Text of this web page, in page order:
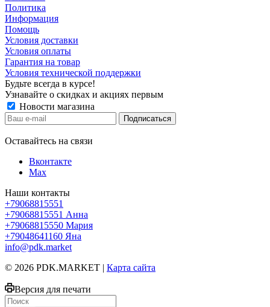
Политика
Информация
Помощь
Условия доставки
Условия оплаты
Гарантия на товар
Условия технической поддержки
Будьте всегда в курсе!
Узнавайте о скидках и акциях первым
Новости магазина
Оставайтесь на связи
Вконтакте
Max
Наши контакты
+79068815551
+79068815551 Анна
+79068815550 Мария
+79048641160 Яна
info@pdk.market
© 2026 PDK.MARKET | Карта сайта
Версия для печати